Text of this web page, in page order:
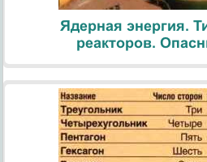
Ядерная энергия.
реакторов.